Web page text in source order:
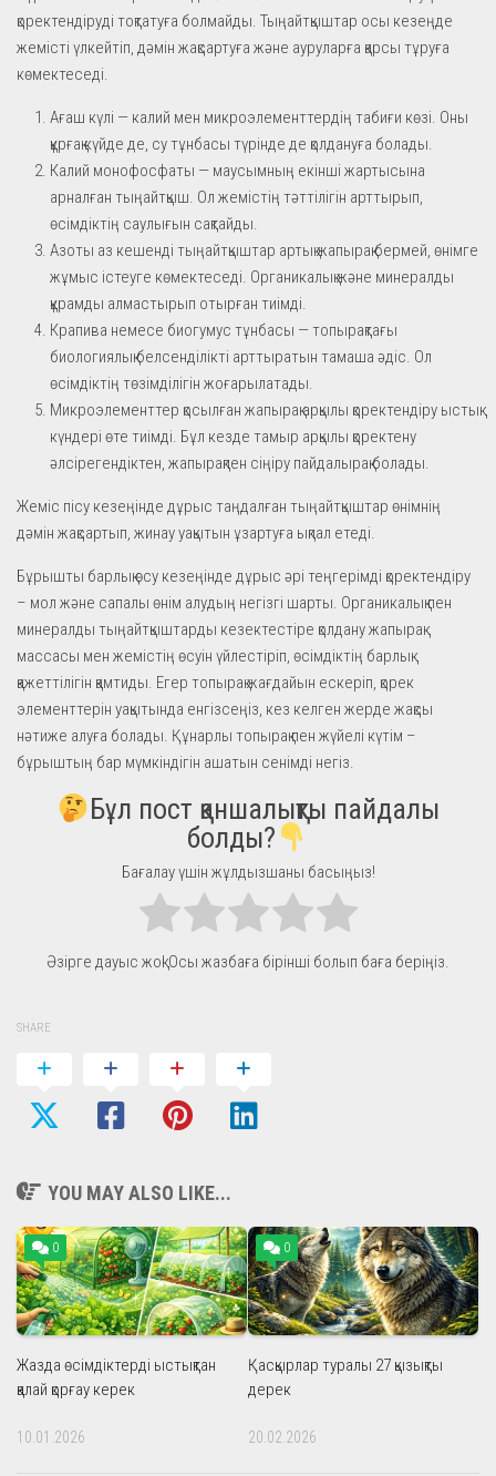
қоректендіруді тоқтатуға болмайды. Тыңайтқыштар осы кезеңде
жемісті үлкейтіп, дәмін жақсартуға және ауруларға қарсы тұруға
көмектеседі.
Ағаш күлі — калий мен микроэлементтердің табиғи көзі. Оны
құрғақ күйде де, су тұнбасы түрінде де қолдануға болады.
Калий монофосфаты — маусымның екінші жартысына
арналған тыңайтқыш. Ол жемістің тәттілігін арттырып,
өсімдіктің саулығын сақтайды.
Азоты аз кешенді тыңайтқыштар артық жапырақ бермей, өнімге
жұмыс істеуге көмектеседі. Органикалық және минералды
құрамды алмастырып отырған тиімді.
Крапива немесе биогумус тұнбасы — топырақтағы
биологиялық белсенділікті арттыратын тамаша әдіс. Ол
өсімдіктің төзімділігін жоғарылатады.
Микроэлементтер қосылған жапырақ арқылы қоректендіру ыстық
күндері өте тиімді. Бұл кезде тамыр арқылы қоректену
әлсірегендіктен, жапырақпен сіңіру пайдалырақ болады.
Жеміс пісу кезеңінде дұрыс таңдалған тыңайтқыштар өнімнің
дәмін жақсартып, жинау уақытын ұзартуға ықпал етеді.
Бұрышты барлық өсу кезеңінде дұрыс әрі теңгерімді қоректендіру
– мол және сапалы өнім алудың негізгі шарты. Органикалық пен
минералды тыңайтқыштарды кезектестіре қолдану жапырақ
массасы мен жемістің өсуін үйлестіріп, өсімдіктің барлық
қажеттілігін қамтиды. Егер топырақ жағдайын ескеріп, қорек
элементтерін уақытында енгізсеңіз, кез келген жерде жақсы
нәтиже алуға болады. Құнарлы топырақ пен жүйелі күтім –
бұрыштың бар мүмкіндігін ашатын сенімді негіз.
Бұл пост қаншалықты пайдалы
болды?
Бағалау үшін жұлдызшаны басыңыз!
Әзірге дауыс жоқ! Осы жазбаға бірінші болып баға беріңіз.
SHARE
YOU MAY ALSO LIKE...
0
Жазда өсімдіктерді ыстықтан
қалай қорғау керек
10.01.2026
0
Қасқырлар туралы 27 қызықты
дерек
20.02.2026